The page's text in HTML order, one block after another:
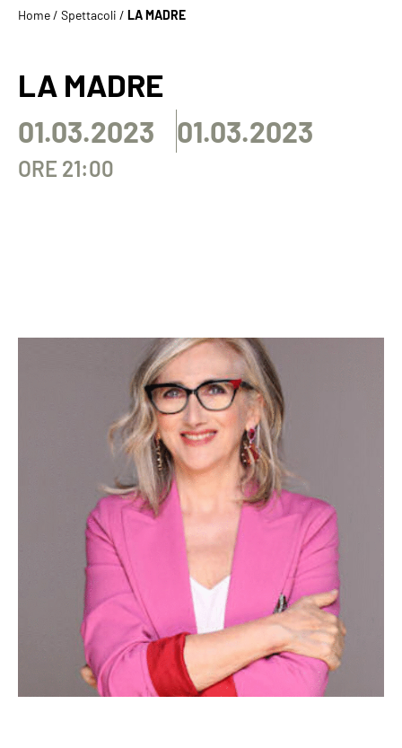
Home/ Spettacoli / LA MADRE
LA MADRE
01.03.2023 01.03.2023
ORE 21:00